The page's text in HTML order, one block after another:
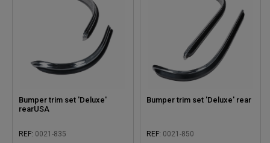
Bumper trim set 'Deluxe'
rearUSA
REF: 0021-835
Bumper trim set 'Deluxe' rear
REF: 0021-850